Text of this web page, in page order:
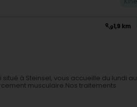
1,9 km
à Steinsel, vous accueille du lundi au
musculaire.Nos traitements